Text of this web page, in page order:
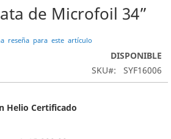
de Microfoil 34”
reseña para este artículo
DISPONIBLE
SKU SYF16006
Helio Certificado